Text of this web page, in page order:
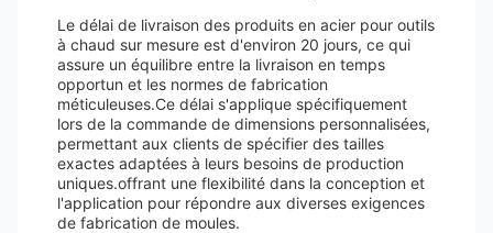
Le délai de livraison des produits en acier pour outils
à chaud sur mesure est d'environ 20 jours, ce qui
assure un équilibre entre la livraison en temps
opportun et les normes de fabrication
méticuleuses.Ce délai s'applique spécifiquement
lors de la commande de dimensions personnalisées,
permettant aux clients de spécifier des tailles
exactes adaptées à leurs besoins de production
uniques.offrant une flexibilité dans la conception et
l'application pour répondre aux diverses exigences
de fabrication de moules.